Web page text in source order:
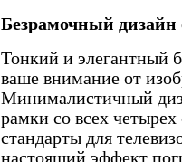
Безрамочный дизайн
Тонкий и элегантный
ваше внимание от
Минималистичный
рамки со всех
стандарты для
настоящий эффект